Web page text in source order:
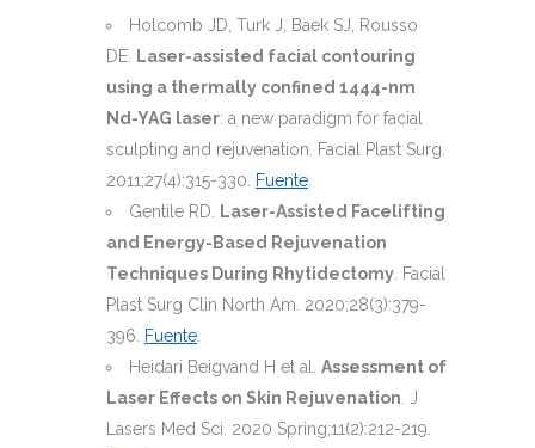
Holcomb JD, Turk J, Baek SJ, Rousso
DE.
Laser-assisted facial contouring
using a thermally confined 1444-nm
Nd-YAG laser: a new paradigm for facial
sculpting and rejuvenation. Facial Plast Surg.
2011;27(4):315-330.
Fuente
Gentile RD.
Laser-Assisted Facelifting
and Energy-Based Rejuvenation
Techniques During Rhytidectomy . Facial
Plast Surg Clin North Am. 2020;28(3):379-
396.
Fuente
Heidari Beigvand H et al. Assessment of
Laser Effects on Skin Rejuvenation . J
Lasers Med Sci. 2020 Spring;11(2):212-219.